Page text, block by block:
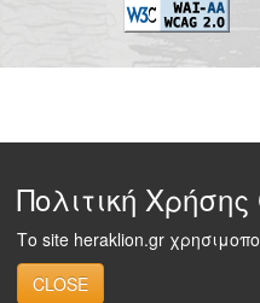
Πολιτική Χρήσης
Το site heraklion.gr
CLOSE